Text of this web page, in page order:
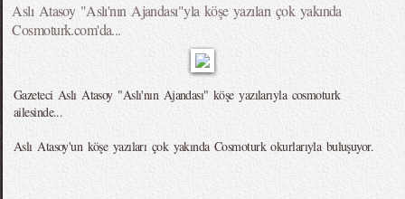
Aslı Atasoy "Aslı'nın Ajandası"yla köşe yazıları çok yakında
Cosmoturk.com'da...
Gazeteci Aslı Atasoy "Aslı'nın Ajandası" köşe yazılarıyla cosmoturk
ailesinde...
Aslı Atasoy'un köşe yazıları çok yakında Cosmoturk okurlarıyla buluşuyor.